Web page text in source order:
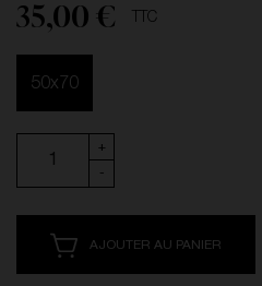
35,00 € TTC
50x70
+
-
AJOUTER AU PANIER